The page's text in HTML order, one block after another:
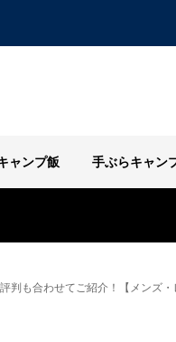
ャンプ飯 手ぶらキャン
も合わせてご紹介！【メンズ・